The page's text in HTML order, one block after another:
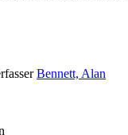
Bennett, Alan